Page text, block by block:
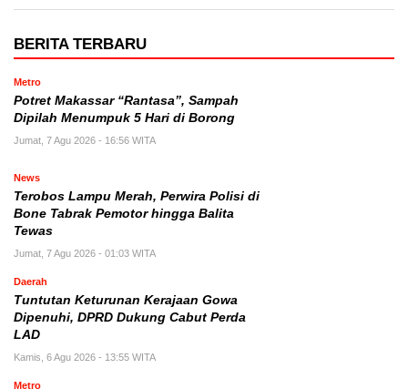
BERITA TERBARU
Metro
Potret Makassar “Rantasa”, Sampah
Dipilah Menumpuk 5 Hari di Borong
Jumat, 7 Agu 2026 - 16:56 WITA
News
Terobos Lampu Merah, Perwira Polisi di
Bone Tabrak Pemotor hingga Balita
Tewas
Jumat, 7 Agu 2026 - 01:03 WITA
Daerah
Tuntutan Keturunan Kerajaan Gowa
Dipenuhi, DPRD Dukung Cabut Perda
LAD
Kamis, 6 Agu 2026 - 13:55 WITA
Metro